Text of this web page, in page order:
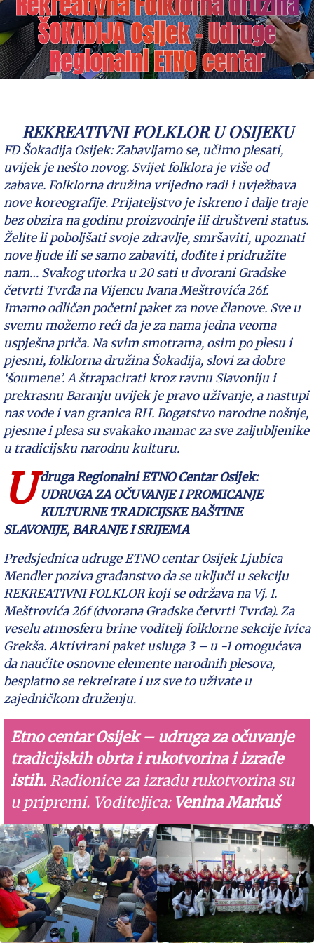
ŠOKADIJA Osijek – Udruge
Regionalni ETNO centar
REKREATIVNI FOLKLOR U OSIJEKU
FD Šokadija Osijek: Zabavljamo se, učimo plesati,
uvijek je nešto novog. Svijet folklora je više od
zabave. Folklorna družina vrijedno radi i uvježbava
nove koreografije. Prijateljstvo je iskreno i dalje traje
bez obzira na godinu proizvodnje ili društveni status.
Želite li poboljšati svoje zdravlje, smršaviti, upoznati
nove ljude ili se samo zabaviti, dođite i pridružite
nam… Svakog utorka u 20 sati u dvorani Gradske
četvrti Tvrđa na Vijencu Ivana Meštrovića 26f.
Imamo odličan početni paket za nove članove. Sve u
svemu možemo reći da je za nama jedna veoma
uspješna priča. Na svim smotrama, osim po plesu i
pjesmi, folklorna družina Šokadija, slovi za dobre
‘šoumene’. A štrapacirati kroz ravnu Slavoniju i
prekrasnu Baranju uvijek je pravo uživanje, a nastupi
nas vode i van granica RH.Bogatstvo narodne nošnje,
pjesme i plesa su svakako mamac za sve zaljubljenike
u tradicijsku narodnu kulturu.
U druga Regionalni ETNO Centar Osijek:
UDRUGA ZA OČUVANJE I PROMICANJE
KULTURNE TRADICIJSKE BAŠTINE
SLAVONIJE, BARANJE I SRIJEMA
Predsjednica udruge ETNO centar Osijek Ljubica
Mendler poziva građanstvo da se uključi u sekciju
REKREATIVNI FOLKLOR koji se održava na Vj. I.
Meštrovića 26f (dvorana Gradske četvrti Tvrđa). Za
veselu atmosferu brine voditelj folklorne sekcije Ivica
Grekša. Aktivirani paket usluga 3 – u -1 omogućava
da naučite osnovne elemente narodnih plesova,
besplatno se rekreirate i uz sve to uživate u
zajedničkom druženju.
Etno centar Osijek – udruga za očuvanje
tradicijskih obrta i rukotvorina i izrade
istih.Radionice za izradu rukotvorina su
u pripremi. Voditeljica: Venina Markuš